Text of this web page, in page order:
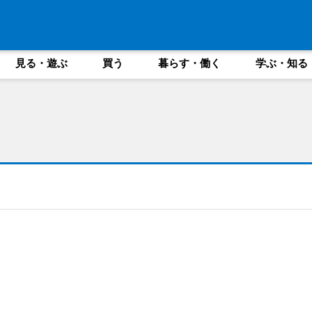
見る・遊ぶ 買う 暮らす・働く 学ぶ・知る